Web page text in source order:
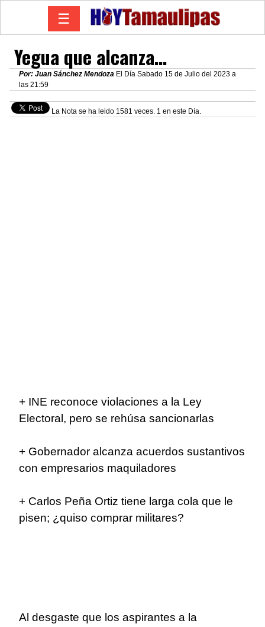
☰
Yegua que alcanza…
Por: Juan Sánchez Mendoza El Día Sabado 15 de Julio del 2023 a
las 21:59
La Nota se ha leido 1581 veces. 1 en este Día.
+ INE reconoce violaciones a la Ley
Electoral, pero se rehúsa sancionarlas
+ Gobernador alcanza acuerdos sustantivos
con empresarios maquiladores
+ Carlos Peña Ortiz tiene larga cola que le
pisen; ¿quiso comprar militares?
Al desgaste que los aspirantes a la